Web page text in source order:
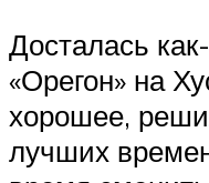
Досталась
«Орегон» на
хорошее,
лучших